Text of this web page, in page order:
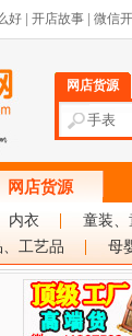
好 开店故事 微信
网店货源
网店货源
内衣 童装、
工艺品
母